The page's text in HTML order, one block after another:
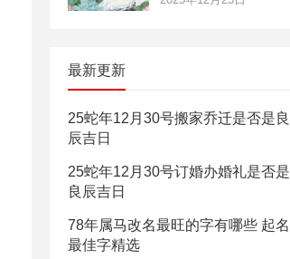
最新更新
25蛇年12月30号搬家乔迁是否是良
辰吉日
25蛇年12月30号订婚办婚礼是否是
良辰吉日
78年属马改名最旺的字有哪些 起名
最佳字精选